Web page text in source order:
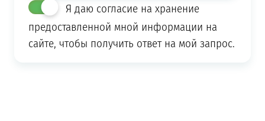
Я даю согласие на хранение
предоставленной мной информации на
сайте, чтобы получить ответ на мой запрос.